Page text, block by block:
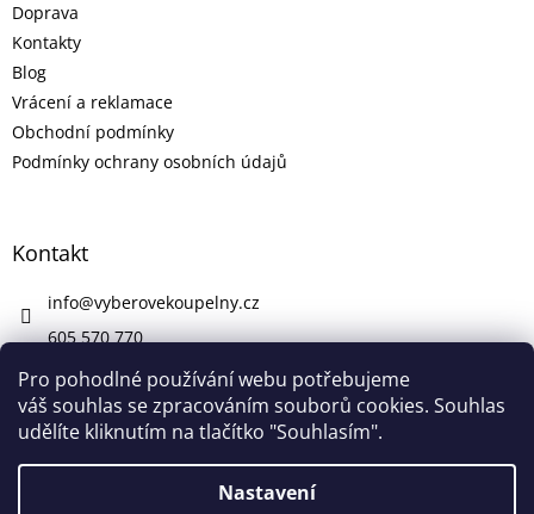
Pro pohodlné používání webu potřebujeme
váš souhlas se zpracováním souborů cookies. Souhlas
udělíte kliknutím na tlačítko "Souhlasím".
Nastavení
Doprava
Kontakty
Blog
Vrácení a reklamace
Obchodní podmínky
Podmínky ochrany osobních údajů
Kontakt
info@vyberovekoupelny.cz
605 570 770
https://www.facebook.com/vyberovekoupelny/